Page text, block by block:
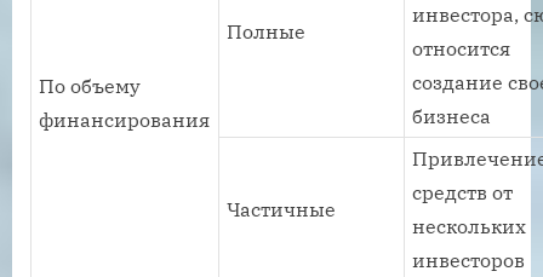
По объему
финансирования
Полные
инвестора,
относится
создание
бизнеса
Частичные
средств от
нескольких
инвесторов